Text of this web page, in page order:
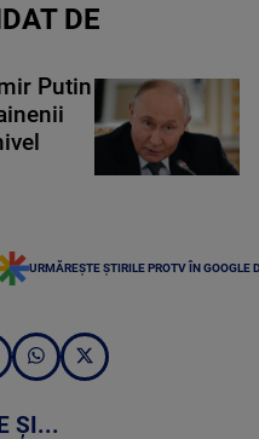
DE
Putin
URMĂREȘTE ȘTIRILE PROTV ÎN GOOGLE
ȘI...